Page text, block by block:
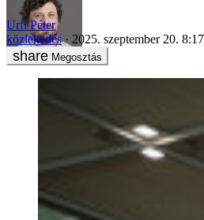
Urfi Péter
közlekedés
2025. szeptember 20. 8:17
Megosztás